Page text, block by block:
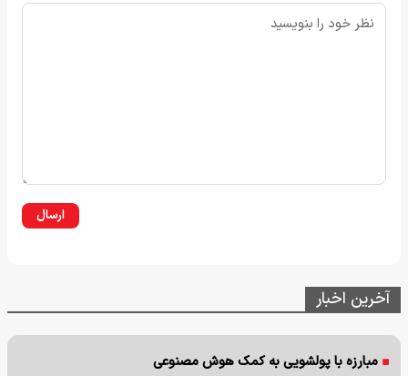
ارسال
آخرین اخبار
مبارزه با پولشویی به کمک هوش مصنوعی